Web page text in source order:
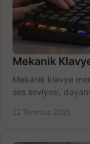
Mekanik
Mekanik klavye
ses seviyesi,
22 Temmuz 2026